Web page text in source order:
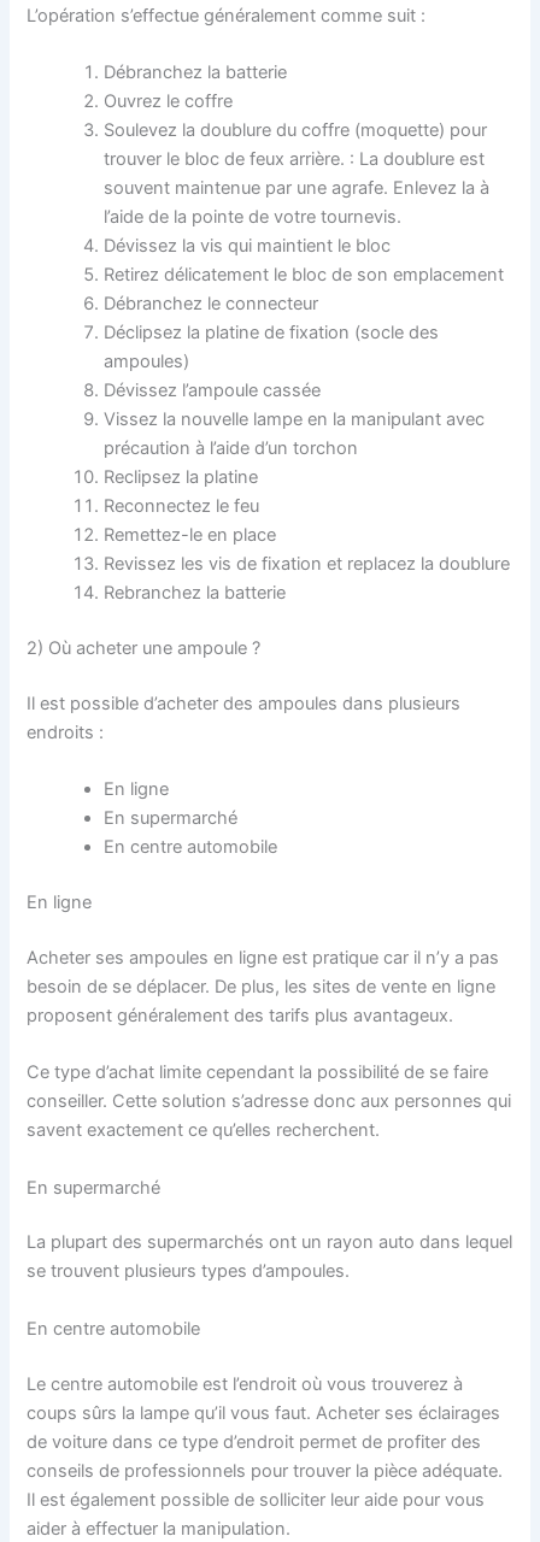
L’opération s’effectue généralement comme suit :
Débranchez la batterie
Ouvrez le coffre
Soulevez la doublure du coffre (moquette) pour
trouver le bloc de feux arrière. : La doublure est
souvent maintenue par une agrafe. Enlevez la à
l’aide de la pointe de votre tournevis.
Dévissez la vis qui maintient le bloc
Retirez délicatement le bloc de son emplacement
Débranchez le connecteur
Déclipsez la platine de fixation (socle des
ampoules)
Dévissez l’ampoule cassée
Vissez la nouvelle lampe en la manipulant avec
précaution à l’aide d’un torchon
Reclipsez la platine
Reconnectez le feu
Remettez-le en place
Revissez les vis de fixation et replacez la doublure
Rebranchez la batterie
2) Où acheter une ampoule ?
Il est possible d’acheter des ampoules dans plusieurs
endroits :
En ligne
En supermarché
En centre automobile
En ligne
Acheter ses ampoules en ligne est pratique car il n’y a pas
besoin de se déplacer. De plus, les sites de vente en ligne
proposent généralement des tarifs plus avantageux.
Ce type d’achat limite cependant la possibilité de se faire
conseiller. Cette solution s’adresse donc aux personnes qui
savent exactement ce qu’elles recherchent.
En supermarché
La plupart des supermarchés ont un rayon auto dans lequel
se trouvent plusieurs types d’ampoules.
En centre automobile
Le centre automobile est l’endroit où vous trouverez à
coups sûrs la lampe qu’il vous faut. Acheter ses éclairages
de voiture dans ce type d’endroit permet de profiter des
conseils de professionnels pour trouver la pièce adéquate.
Il est également possible de solliciter leur aide pour vous
aider à effectuer la manipulation.